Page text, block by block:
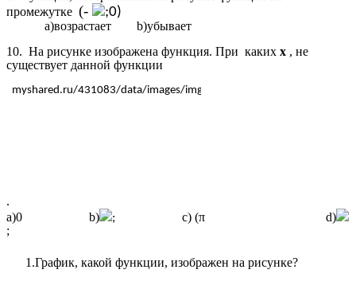
промежутке (- ;0)
а)возрастает b)убывает
10. На рисунке изображена функция. При каких х , не
существует данной функции
.
а)0 b)
; c) (π d)
;
1.График, какой функции, изображен на рисунке?